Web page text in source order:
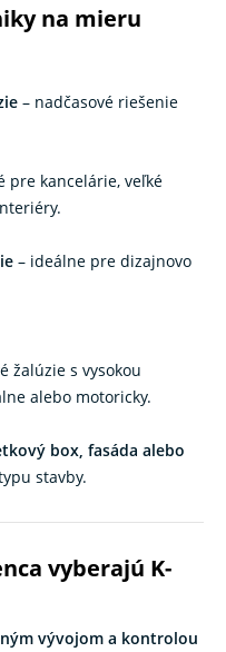
na mieru
– nadčasové riešenie
pre kancelárie, veľké
– ideálne pre dizajnovo
žalúzie s vysokou
alebo motoricky.
box, fasáda alebo
stavby.
vyberajú K-
vývojom a kontrolou